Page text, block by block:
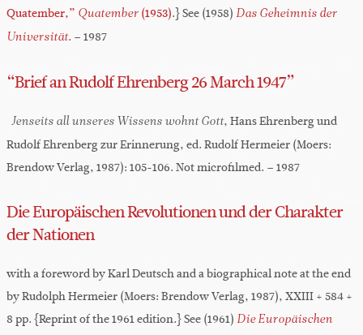
Quatember,” Quatember (1953).} See (1958) Das Geheimnis der
Universität. – 1987
“Brief an Rudolf Ehrenberg 26 March 1947”
Jenseits all unseres Wissens wohnt Gott, Hans Ehrenberg und
Rudolf Ehrenberg zur Erinnerung, ed. Rudolf Hermeier (Moers:
Brendow Verlag, 1987): 105-106. Not microfilmed. – 1987
Die Europäischen Revolutionen und der Charakter
der Nationen
with a foreword by Karl Deutsch and a biographical note at the end
by Rudolph Hermeier (Moers: Brendow Verlag, 1987), XXIII + 584 +
8 pp. {Reprint of the 1961 edition.} See (1961) Die Europäischen